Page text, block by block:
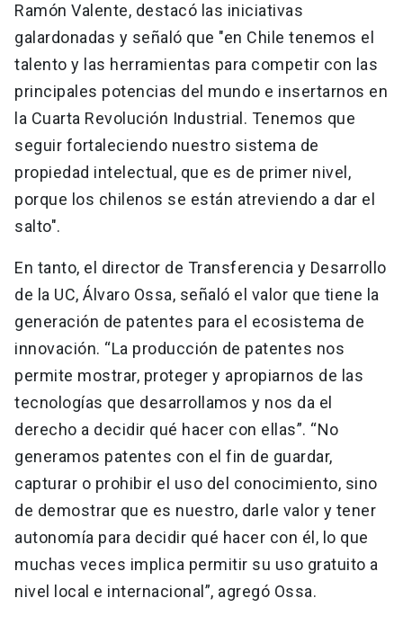
Ramón Valente, destacó las iniciativas
galardonadas y señaló que "en Chile tenemos el
talento y las herramientas para competir con las
principales potencias del mundo e insertarnos en
la Cuarta Revolución Industrial. Tenemos que
seguir fortaleciendo nuestro sistema de
propiedad intelectual, que es de primer nivel,
porque los chilenos se están atreviendo a dar el
salto".
En tanto, el director de Transferencia y Desarrollo
de la UC, Álvaro Ossa, señaló el valor que tiene la
generación de patentes para el ecosistema de
innovación. “La producción de patentes nos
permite mostrar, proteger y apropiarnos de las
tecnologías que desarrollamos y nos da el
derecho a decidir qué hacer con ellas”. “No
generamos patentes con el fin de guardar,
capturar o prohibir el uso del conocimiento, sino
de demostrar que es nuestro, darle valor y tener
autonomía para decidir qué hacer con él, lo que
muchas veces implica permitir su uso gratuito a
nivel local e internacional”, agregó Ossa.